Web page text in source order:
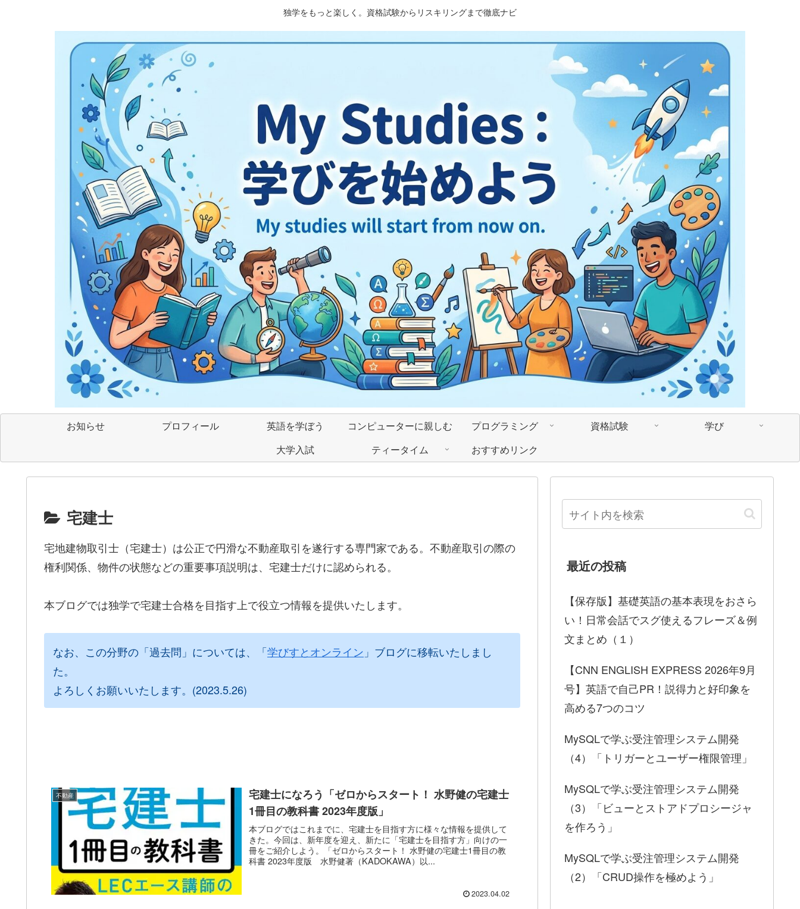
独学をもっと楽しく。資格試験からリスキリングまで徹底ナビ
お知らせ プロフィール 英語を学ぼう コンピューターに親しむ プログラミング 資格試験
学び
大学入試
ティータイム おすすめリンク
宅建士
宅地建物取引士（宅建士）は公正で円滑な不動産取引を遂行する専門家である。不動産取引の際の
権利関係、物件の状態などの重要事項説明は、宅建士だけに認められる。
本ブログでは独学で宅建士合格を目指す上で役立つ情報を提供いたします。
なお、この分野の「過去問」については、「学びすとオンライン 」ブログに移転いたしまし
た。
よろしくお願いいたします。(2023.5.26)
不動産
宅建士になろう「ゼロからスタート！ 水野健の宅建士
1冊目の教科書 2023年度版」
本ブログではこれまでに、宅建士を目指す方に様々な情報を提供して
きた。今回は、新年度を迎え、新たに「宅建士を目指す方」向けの一
冊をご紹介しよう。「ゼロからスタート！ 水野健の宅建士1冊目の教
科書 2023年度版 水野健著（KADOKAWA）以...
2023.04.02
最近の投稿
【保存版】基礎英語の基本表現をおさら
い！日常会話でスグ使えるフレーズ＆例
文まとめ（１）
【CNN ENGLISH EXPRESS 2026年9月
号】英語で自己PR！説得力と好印象を
高める7つのコツ
MySQLで学ぶ受注管理システム開発
（4）「トリガーとユーザー権限管理」
MySQLで学ぶ受注管理システム開発
（3）「ビューとストアドプロシージャ
を作ろう」
MySQLで学ぶ受注管理システム開発
（2）「CRUD操作を極めよう」